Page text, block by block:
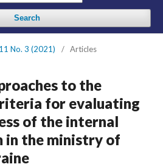
Search
No. 3 (2021) / Articles
to the
for evaluating
of the internal
in the ministry of